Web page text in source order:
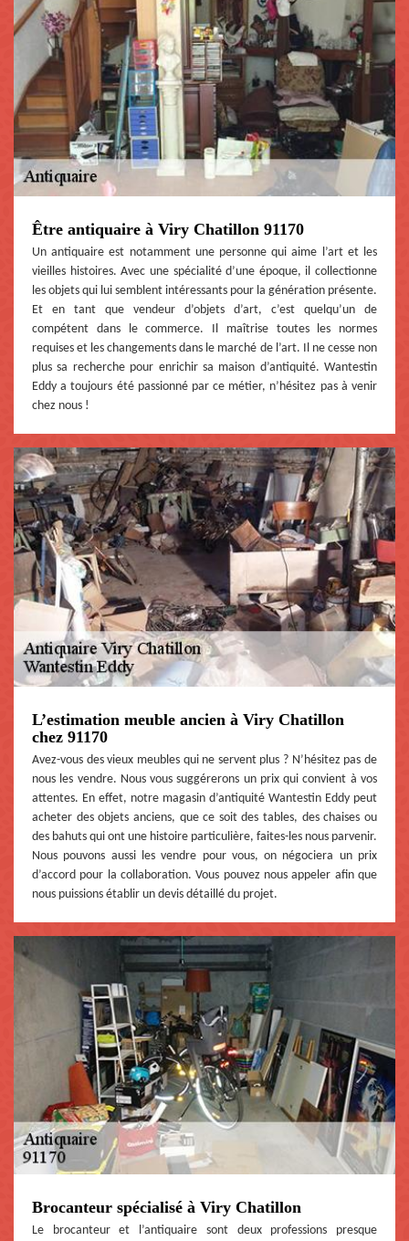
Être antiquaire à Viry Chatillon 91170
Un antiquaire est notamment une personne qui aime l’art et les
vieilles histoires. Avec une spécialité d’une époque, il collectionne
les objets qui lui semblent intéressants pour la génération présente.
Et en tant que vendeur d’objets d’art, c’est quelqu’un de
compétent dans le commerce. Il maîtrise toutes les normes
requises et les changements dans le marché de l’art. Il ne cesse non
plus sa recherche pour enrichir sa maison d’antiquité. Wantestin
Eddy a toujours été passionné par ce métier, n’hésitez pas à venir
chez nous !
L’estimation meuble ancien à Viry Chatillon
chez 91170
Avez-vous des vieux meubles qui ne servent plus ? N’hésitez pas de
nous les vendre. Nous vous suggérerons un prix qui convient à vos
attentes. En effet, notre magasin d’antiquité Wantestin Eddy peut
acheter des objets anciens, que ce soit des tables, des chaises ou
des bahuts qui ont une histoire particulière, faites-les nous parvenir.
Nous pouvons aussi les vendre pour vous, on négociera un prix
d’accord pour la collaboration. Vous pouvez nous appeler afin que
nous puissions établir un devis détaillé du projet.
Brocanteur spécialisé à Viry Chatillon
Le brocanteur et l’antiquaire sont deux professions presque